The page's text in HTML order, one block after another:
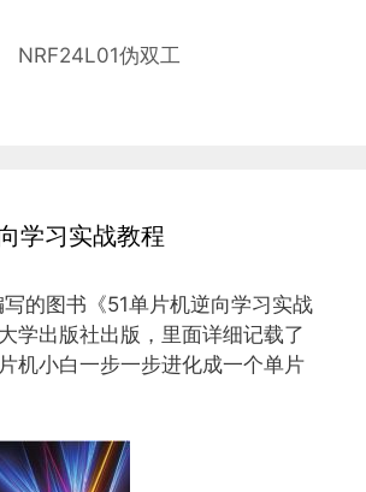
NRF24L01伪双工
学习实战教程
的图书《51单片机逆向学习实战
学出版社出版，里面详细记载了
机小白一步一步进化成一个单片